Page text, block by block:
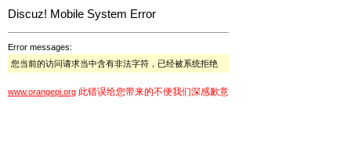
Discuz! Mobile System Error
Error messages:
您当前的访问请求当中含有非法字符，已经被系统拒绝
www.orangepi.org 此错误给您带来的不便我们深感歉意